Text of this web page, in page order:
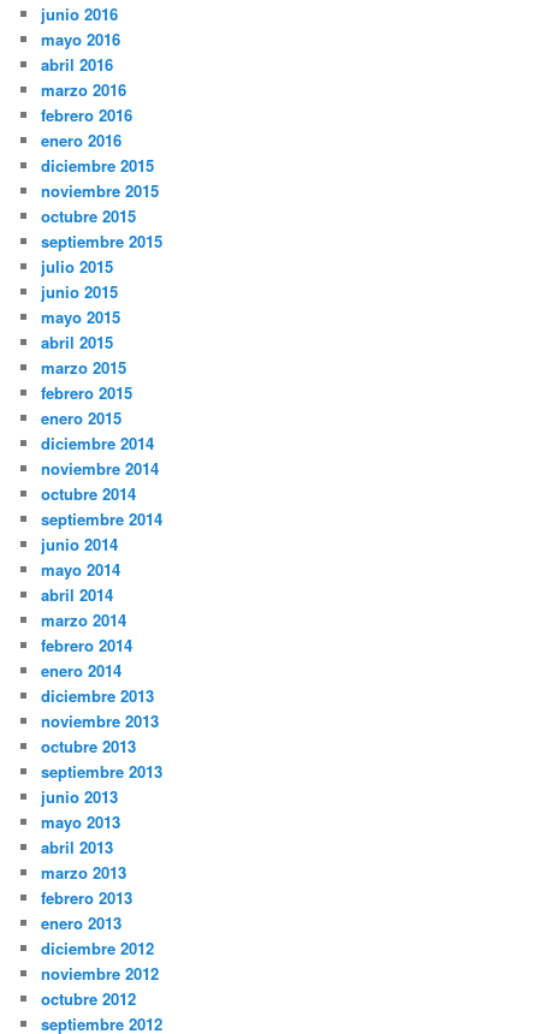
junio 2016
mayo 2016
abril 2016
marzo 2016
febrero 2016
enero 2016
diciembre 2015
noviembre 2015
octubre 2015
septiembre 2015
julio 2015
junio 2015
mayo 2015
abril 2015
marzo 2015
febrero 2015
enero 2015
diciembre 2014
noviembre 2014
octubre 2014
septiembre 2014
junio 2014
mayo 2014
abril 2014
marzo 2014
febrero 2014
enero 2014
diciembre 2013
noviembre 2013
octubre 2013
septiembre 2013
junio 2013
mayo 2013
abril 2013
marzo 2013
febrero 2013
enero 2013
diciembre 2012
noviembre 2012
octubre 2012
septiembre 2012